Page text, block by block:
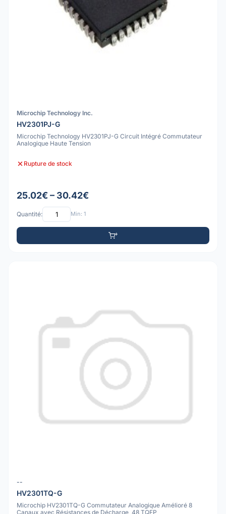
Microchip Technology Inc.
HV2301PJ-G
Microchip Technology HV2301PJ-G Circuit Intégré Commutateur
Analogique Haute Tension
Rupture de stock
25.02€ – 30.42€
Quantité: Min: 1
--
HV2301TQ-G
Microchip HV2301TQ-G Commutateur Analogique Amélioré 8
Canaux avec Résistances de Décharge, 48 TQFP